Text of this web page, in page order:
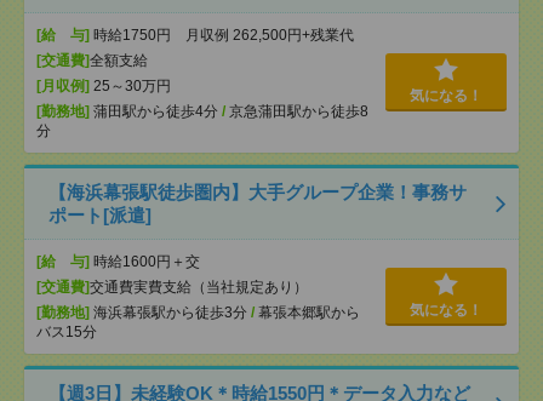
[給 与] 時給1750円 月収例 262,500円+残業代
[交通費]全額支給
[月収例] 25～30万円
[勤務地] 蒲田駅から徒歩4分 / 京急蒲田駅から徒歩8
分
気になる！
【海浜幕張駅徒歩圏内】大手グループ企業！事務サ
ポート[派遣]
[給 与] 時給1600円＋交
[交通費]交通費実費支給（当社規定あり）
[勤務地] 海浜幕張駅から徒歩3分 / 幕張本郷駅から
バス15分
気になる！
【週3日】未経験OK＊時給1550円＊データ入力など